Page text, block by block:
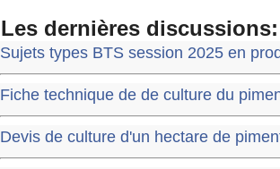
Les dernières discussions:
Sujets types BTS session 2025 en
Fiche technique de de culture du
Devis de culture d'un hectare de